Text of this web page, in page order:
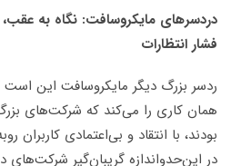
دردسرهای مایکروسافت: نگاه به
فشار انتظارات
ردسر بزرگ دیگر مایکروسافت این است
همان کاری را می‌کند که شرکت‌های
بودند، با انتقاد و بی‌اعتمادی کاربران
در این‌حدواندازه گریبان‌گیر شرکت‌های